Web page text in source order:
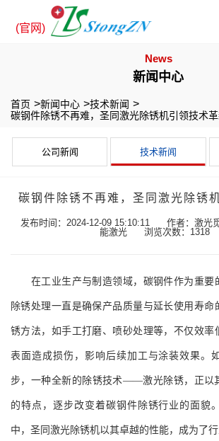
(官网)
News
新闻中心
首页 新闻中心
技术新闻
碳钢件除锈不再难，圣同激光除锈机引领技术
公司新闻 技术新闻
碳钢件除锈不再难，圣同激光除锈
发布时间：2024-12-09 15:10:11 作者：激光
能激光
浏览次数：1318
在工业生产与制造领域，碳钢件作为重要
除锈处理一直是确保产品质量与延长使用寿命
锈方法，如手工打磨、喷砂处理等，不仅效率
表面造成损伤，影响后续加工与涂装效果。
步，一种全新的除锈技术——激光除锈，正以
的特点，逐步改变着碳钢件除锈行业的面貌
中，圣同激光除锈机以其卓越的性能，成为了行